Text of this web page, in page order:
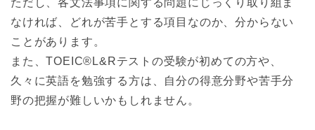
ただし、各文法事項に関する問題にじっくり取り組ま
なければ、どれが苦手とする項目なのか、分からない
ことがあります。
また、TOEIC®L&Rテストの受験が初めての方や、
久々に英語を勉強する方は、自分の得意分野や苦手分
野の把握が難しいかもしれません。